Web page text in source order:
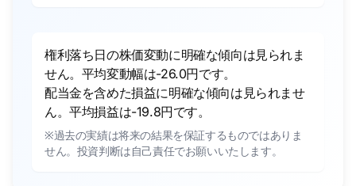
権利落ち日の株価変動に明確な傾向は見られま
せん。平均変動幅は-26.0円です。
配当金を含めた損益に明確な傾向は見られませ
ん。平均損益は-19.8円です。
※過去の実績は将来の結果を保証するものではありま
せん。投資判断は自己責任でお願いいたします。